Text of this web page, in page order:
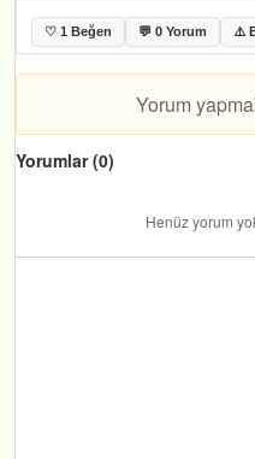
♡ 1 Beğen 💬 0 Yorum ⚠️
Yorum
Yorumlar (0)
Henüz yorum